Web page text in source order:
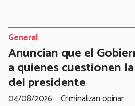
Anuncian que el
a quienes cuestionen
del presidente
Criminalizan opinar
General
04/08/2026